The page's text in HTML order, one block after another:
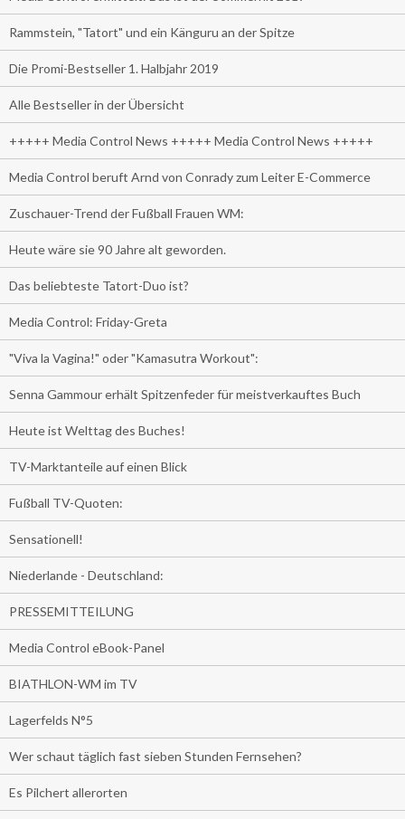
Rammstein, "Tatort" und ein Känguru an der Spitze
Die Promi-Bestseller 1. Halbjahr 2019
Alle Bestseller in der Übersicht
+++++ Media Control News +++++ Media Control News +++++
Media Control beruft Arnd von Conrady zum Leiter E-Commerce
Zuschauer-Trend der Fußball Frauen WM:
Heute wäre sie 90 Jahre alt geworden.
Das beliebteste Tatort-Duo ist?
Media Control: Friday-Greta
"Viva la Vagina!" oder "Kamasutra Workout":
Senna Gammour erhält Spitzenfeder für meistverkauftes Buch
Heute ist Welttag des Buches!
TV-Marktanteile auf einen Blick
Fußball TV-Quoten:
Sensationell!
Niederlande - Deutschland:
PRESSEMITTEILUNG
Media Control eBook-Panel
BIATHLON-WM im TV
Lagerfelds N°5
Wer schaut täglich fast sieben Stunden Fernsehen?
Es Pilchert allerorten